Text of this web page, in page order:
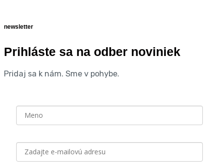
newsletter
Prihláste sa na odber noviniek
Pridaj sa k nám. Sme v pohybe.